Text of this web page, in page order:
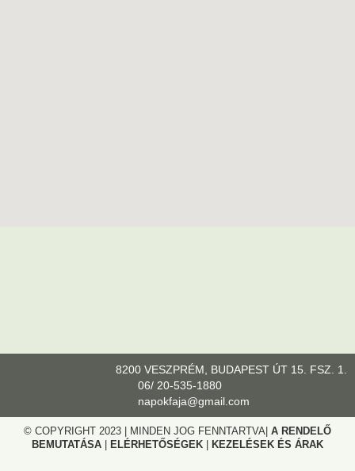
8200 VESZPRÉM, BUDAPEST ÚT 15. FSZ. 1.
06/ 20-535-1880
napokfaja@gmail.com
© COPYRIGHT 2023 | MINDEN JOG FENNTARTVA| A RENDELŐ
BEMUTATÁSA
ELÉRHETŐSÉGEK KEZELÉSEK ÉS ÁRAK